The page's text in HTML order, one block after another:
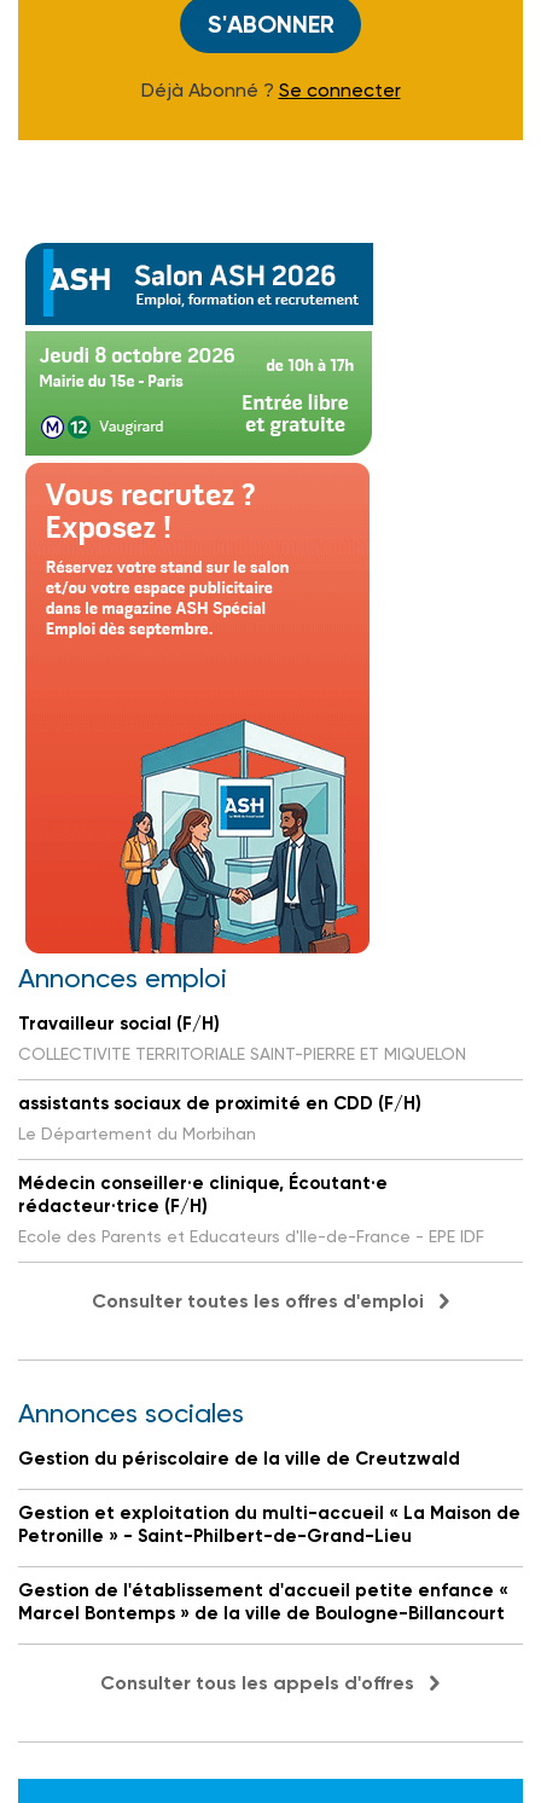
S'ABONNER
Déjà Abonné ? Se connecter
Annonces emploi
Travailleur social (F/H)
COLLECTIVITE TERRITORIALE SAINT-PIERRE ET MIQUELON
assistants sociaux de proximité en CDD (F/H)
Le Département du Morbihan
Médecin conseiller·e clinique, Écoutant·e
rédacteur·trice (F/H)
Ecole des Parents et Educateurs d'Ile-de-France - EPE IDF
Consulter toutes les offres d'emploi
Annonces sociales
Gestion du périscolaire de la ville de Creutzwald
Gestion et exploitation du multi-accueil « La Maison de
Petronille » - Saint-Philbert-de-Grand-Lieu
Gestion de l'établissement d'accueil petite enfance «
Marcel Bontemps » de la ville de Boulogne-Billancourt
Consulter tous les appels d'offres